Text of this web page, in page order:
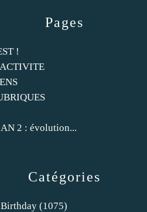
Catégories
(1075)
Pages
!
2 : évolution...